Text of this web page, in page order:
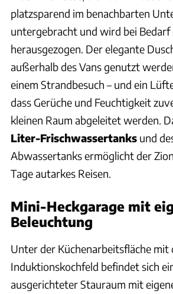
platzsparend im benachbarten
untergebracht und wird bei Bedarf
herausgezogen. Der elegante
außerhalb des Vans genutzt
einem Strandbesuch – und ein
dass Gerüche und Feuchtigkeit
kleinen Raum abgeleitet werden.
Liter-Frischwassertanks und
Abwassertanks ermöglicht der
Tage autarkes Reisen.
Mini-Heckgarage mit
Beleuchtung
Unter der Küchenarbeitsfläche mit
Induktionskochfeld befindet sich
ausgerichteter Stauraum mit